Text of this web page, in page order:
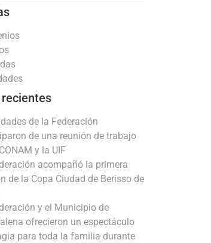
de la Federación
de una reunión de trabajo
y la UIF
acompañó la primera
de la Copa Ciudad de Berisso de
y el Municipio de
ofrecieron un espectáculo
para toda la familia durante